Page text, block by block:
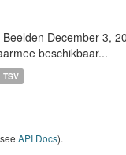
December 3,
beschikbaar...
TSV
API Docs).